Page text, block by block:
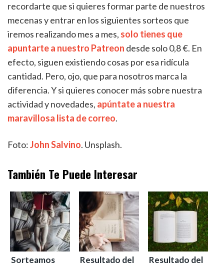
recordarte que si quieres formar parte de nuestros
mecenas y entrar en los siguientes sorteos que
iremos realizando mes a mes, solo tienes que
apuntarte a nuestro Patreon desde solo 0,8 €. En
efecto, siguen existiendo cosas por esa ridícula
cantidad. Pero, ojo, que para nosotros marca la
diferencia. Y si quieres conocer más sobre nuestra
actividad y novedades, apúntate a nuestra
maravillosa lista de correo.
Foto:John Salvino. Unsplash.
También Te Puede Interesar
Sorteamos
Resultado del
Resultado del